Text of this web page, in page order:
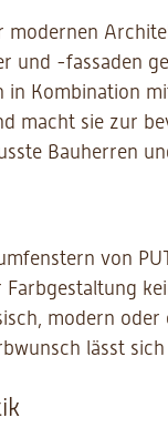
modernen
und -fassaden
in Kombination
macht sie zur
Bauherren
von
modern
lässt